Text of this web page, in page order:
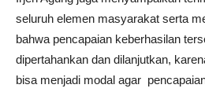
seluruh elemen masyarakat serta
bahwa pencapaian keberhasilan
dipertahankan dan dilanjutkan,
bisa menjadi modal agar